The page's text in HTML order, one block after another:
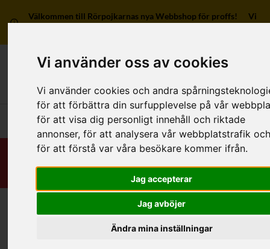
Vi använder oss av cookies
Vi använder cookies och andra
för att förbättra din surfupplevelse på vår
för att visa dig personligt innehåll och riktade
annonser, för att analysera vår webbplatstrafik
för att förstå var våra besökare kommer ifrån.
Jag accepterar
Jag avböjer
Ändra mina inställningar
Välkommen till Rörpojkarnas nya Webbshop för proffs! Vi
Huvudmeny
/ RSK-Kategorier / Rördelar & Kopplingar
/
Av stål/rostfritt / 3 anslutningar